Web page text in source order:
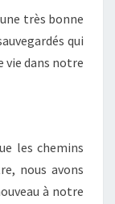
une très bonne
qui
vie dans notre
les chemins
nous avons
à notre